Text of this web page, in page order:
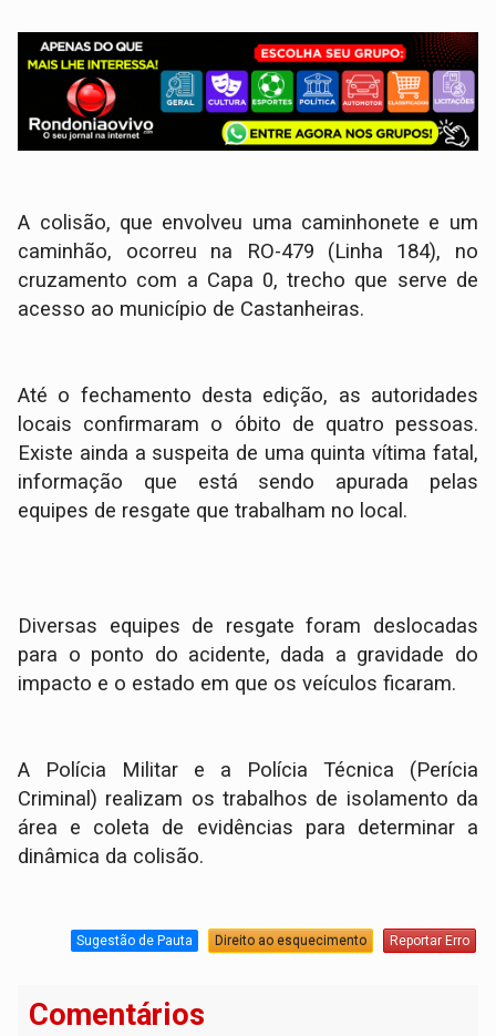
A colisão, que envolveu uma caminhonete e um
caminhão, ocorreu na RO-479 (Linha 184), no
cruzamento com a Capa 0, trecho que serve de
acesso ao município de Castanheiras.
​Até o fechamento desta edição, as autoridades
locais confirmaram o óbito de quatro pessoas.
Existe ainda a suspeita de uma quinta vítima fatal,
informação que está sendo apurada pelas
equipes de resgate que trabalham no local.
Diversas equipes de resgate foram deslocadas
para o ponto do acidente, dada a gravidade do
impacto e o estado em que os veículos ficaram.
A Polícia Militar e a Polícia Técnica (Perícia
Criminal) realizam os trabalhos de isolamento da
área e coleta de evidências para determinar a
dinâmica da colisão.
Sugestão de Pauta Direito ao esquecimento Reportar Erro
Comentários